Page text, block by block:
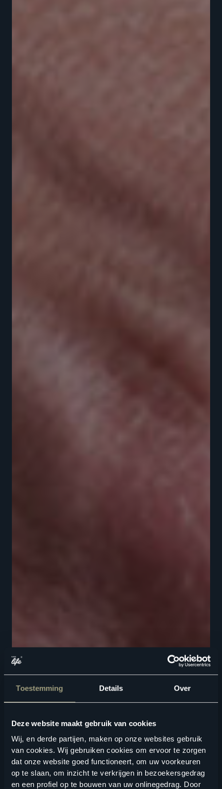
Toestemming Details Over
Deze website maakt gebruik van cookies
Wij, en derde partijen, maken op onze websites gebruik
van cookies. Wij gebruiken cookies om ervoor te zorgen
dat onze website goed functioneert, om uw voorkeuren
op te slaan, om inzicht te verkrijgen in bezoekersgedrag
en een profiel op te bouwen van uw onlinegedrag. Door